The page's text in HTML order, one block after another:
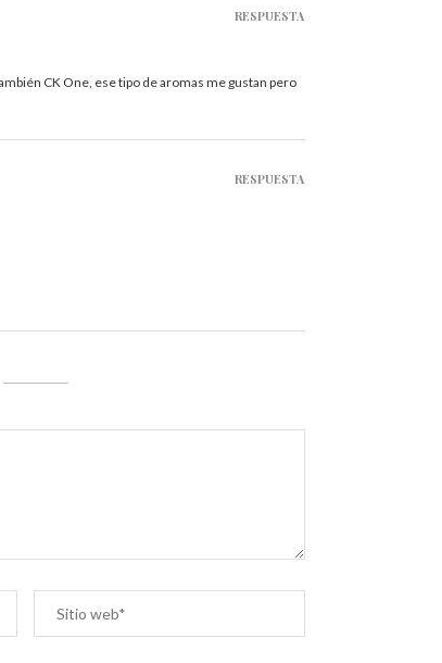
CK One, ese tipo de aromas me gustan pero
RESPUESTA
RESPUESTA